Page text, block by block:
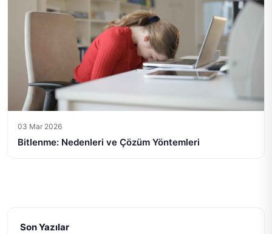
03 Mar 2026
Bitlenme: Nedenleri ve Çözüm Yöntemleri
Son Yazılar